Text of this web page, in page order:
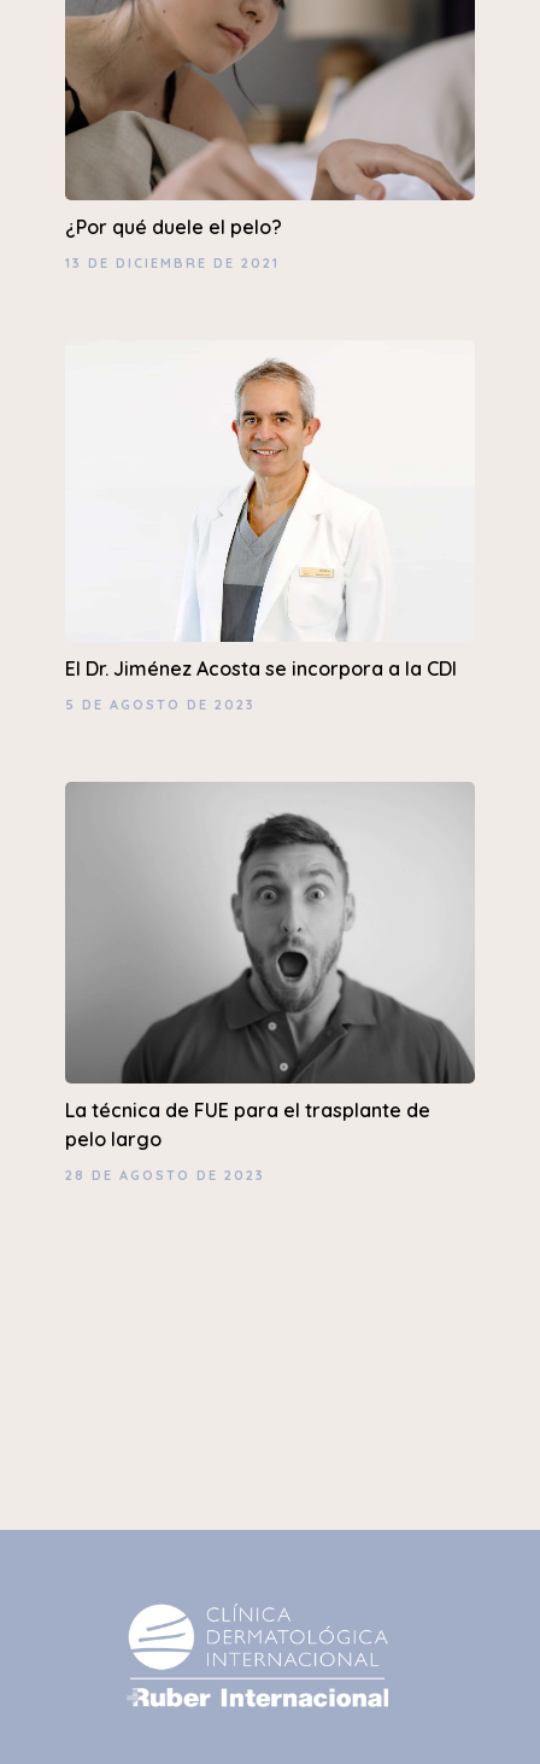
¿Por qué duele el pelo?
13 DE DICIEMBRE DE 2021
El Dr. Jiménez Acosta se incorpora a la CDI
5 DE AGOSTO DE 2023
La técnica de FUE para el trasplante de
pelo largo
28 DE AGOSTO DE 2023